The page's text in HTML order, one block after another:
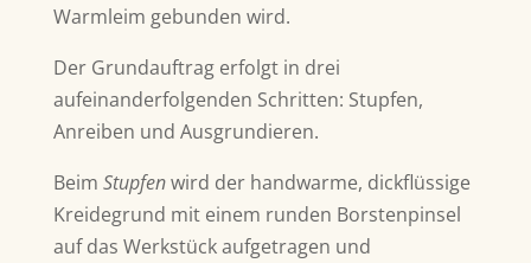
Warmleim gebunden wird.
Der Grundauftrag erfolgt in drei
aufeinanderfolgenden Schritten: Stupfen,
Anreiben und Ausgrundieren.
Beim Stupfenwird der handwarme, dickflüssige
Kreidegrund mit einem runden Borstenpinsel
auf das Werkstück aufgetragen und